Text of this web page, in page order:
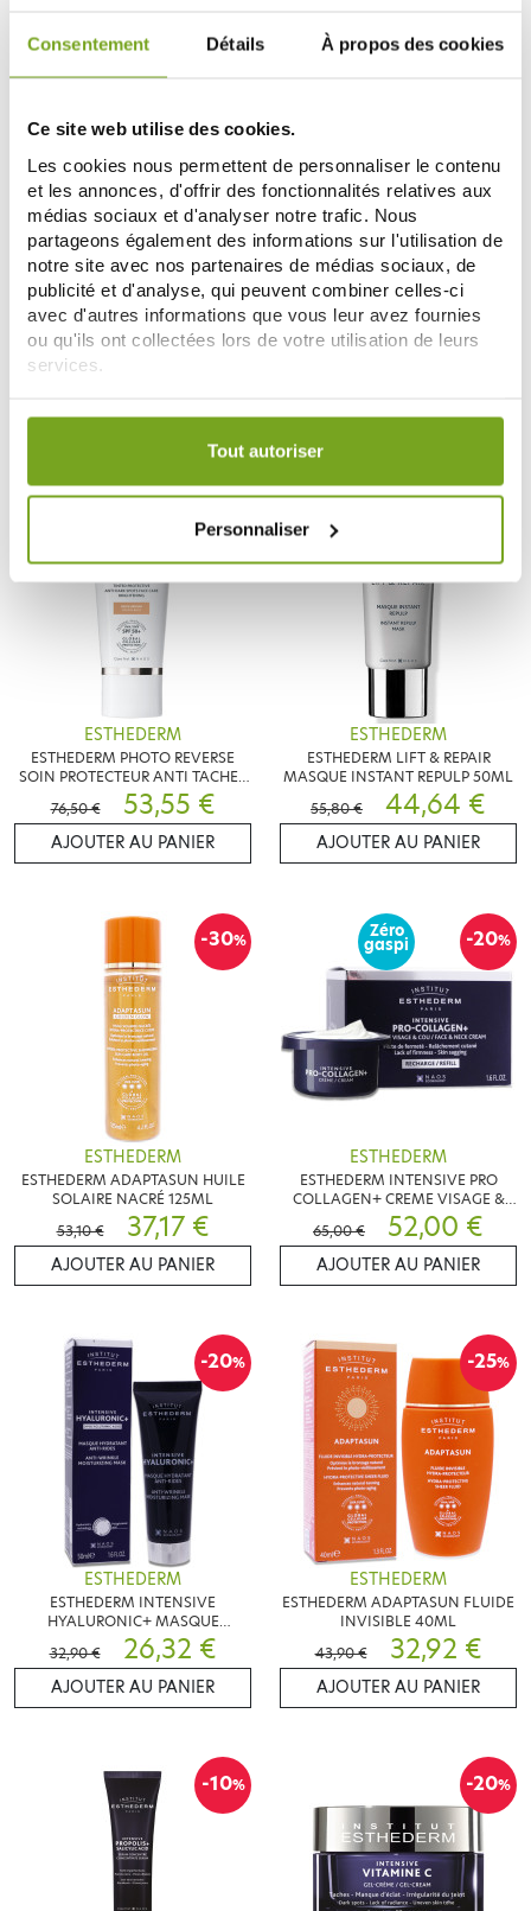
Consentement Détails À propos des cookies
Ce site web utilise des cookies.
Les cookies nous permettent de personnaliser le contenu
et les annonces, d'offrir des fonctionnalités relatives aux
médias sociaux et d'analyser notre trafic. Nous
partageons également des informations sur l'utilisation de
notre site avec nos partenaires de médias sociaux, de
publicité et d'analyse, qui peuvent combiner celles-ci
avec d'autres informations que vous leur avez fournies
ou qu'ils ont collectées lors de votre utilisation de leurs
services.
Votre choix de consentement est conservé pendant une
Tout autoriser
Personnaliser
ESTHEDERM
ESTHEDERM BRONZ REPAIR
SUNKISSED TEINTE SOLEIL
MODERE 50ML
AJOUTER AU PANIER
ESTHEDERM
ESTHEDERM LIFT & REPAIR SOIN
AJOUTER AU PANIER
-30
ESTHEDERM
ESTHEDERM PHOTO REVERSE
SOIN PROTECTEUR ANTI TACHES
BEIGE MEDIUM 50ML
76,50 € 53,55 €
AJOUTER AU PANIER
ESTHEDERM
ESTHEDERM LIFT & REPAIR
MASQUE INSTANT REPULP 50ML
55,80 €
44,64 €
AJOUTER AU PANIER
-30%
ESTHEDERM
ESTHEDERM ADAPTASUN HUILE
SOLAIRE NACRÉ 125ML
53,10 €
37,17 €
AJOUTER AU PANIER
-20%
Zéro
gaspi
ESTHEDERM
ESTHEDERM INTENSIVE PRO
COLLAGEN+ CREME VISAGE &
COU RECHARGE 50ML
65,00 € 52,00 €
AJOUTER AU PANIER
-20%
ESTHEDERM
ESTHEDERM INTENSIVE
HYALURONIC+ MASQUE
HYDRATANT ANTI RIDES 50ML
32,90 € 26,32 €
AJOUTER AU PANIER
-25%
ESTHEDERM
ESTHEDERM ADAPTASUN FLUIDE
INVISIBLE 40ML
43,90 €
32,92 €
AJOUTER AU PANIER
-10% -20%